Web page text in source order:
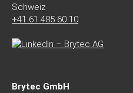
Schweiz
+41 61 485 60 10
Brytec GmbH